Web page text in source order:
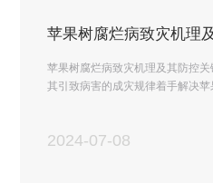
苹果树腐烂病致灾机理及其防控
其引致病害的成灾规律着手解决
2024-07-08